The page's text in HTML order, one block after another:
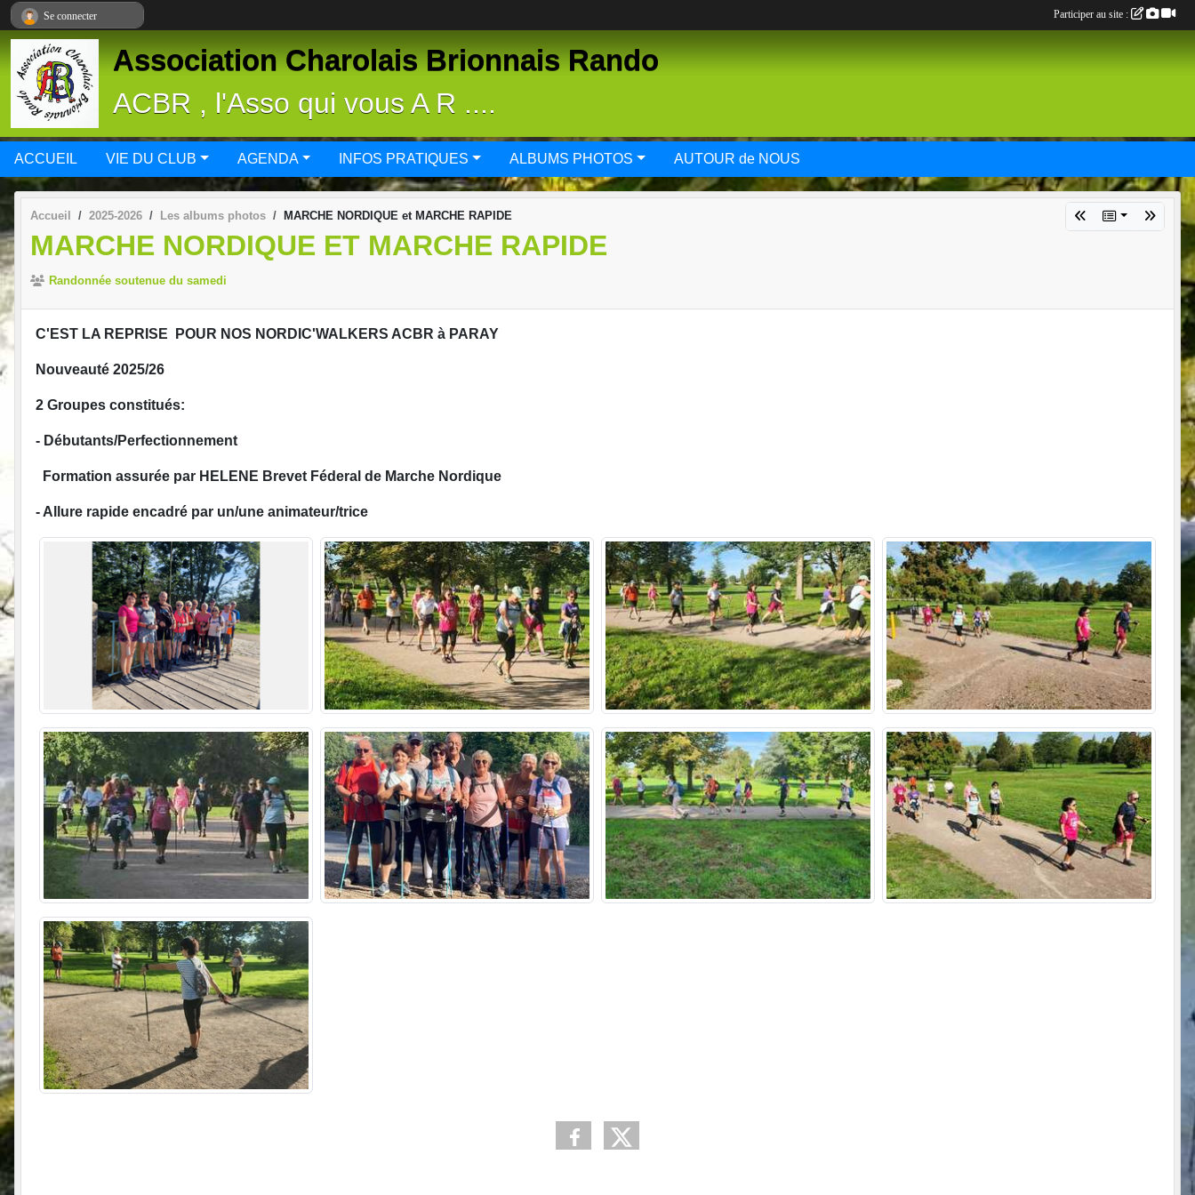
Association Charolais Brionnais Rando
ACBR , l'Asso qui vous A R ....
ACCUEIL VIE DU CLUB AGENDA INFOS PRATIQUES ALBUMS PHOTOS AUTOUR de NOUS
Accueil 2025-2026 Les albums photos MARCHE NORDIQUE et MARCHE RAPIDE
MARCHE NORDIQUE ET MARCHE RAPIDE
Randonnée soutenue du samedi
C'EST LA REPRISE POUR NOS NORDIC'WALKERS ACBR à PARAY
Nouveauté 2025/26
2 Groupes constitués:
- Débutants/Perfectionnement
Formation assurée par HELENE Brevet Féderal de Marche Nordique
- Allure rapide encadré par un/une animateur/trice
Se connecter Participer au site :
Panneau de gestion des cookies